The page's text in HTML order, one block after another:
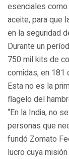
esenciales
aceite, para que
en la seguridad
Durante un
750 mil kits de
comidas, en 181
Esta no es la
flagelo del
“En la India, no
personas que
fundó Zomato
lucro cuya